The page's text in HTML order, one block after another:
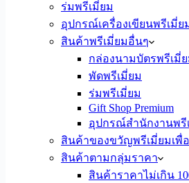
ร่มพรีเมี่ยม
อุปกรณ์เครื่องเขียนพรีเมี่ย
สินค้าพรีเมี่ยมอื่นๆ
กล่องนามบัตรพรีเมี่
พัดพรีเมี่ยม
ร่มพรีเมี่ยม
Gift Shop Premium
อุปกรณ์สำนักงานพรี
สินค้าของขวัญพรีเมี่ยมเพื่
สินค้าตามกลุ่มราคา
สินค้าราคาไม่เกิน